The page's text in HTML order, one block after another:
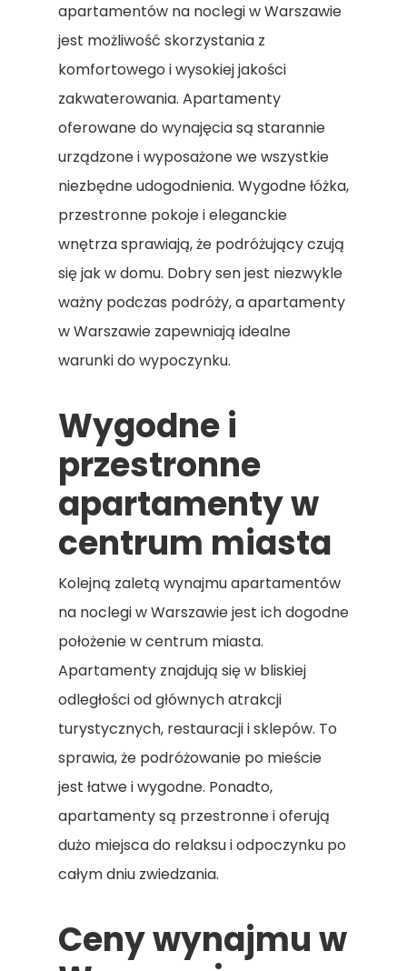
apartamentów na noclegi w Warszawie
jest możliwość skorzystania z
komfortowego i wysokiej jakości
zakwaterowania. Apartamenty
oferowane do wynajęcia są starannie
urządzone i wyposażone we wszystkie
niezbędne udogodnienia. Wygodne łóżka,
przestronne pokoje i eleganckie
wnętrza sprawiają, że podróżujący czują
się jak w domu. Dobry sen jest niezwykle
ważny podczas podróży, a apartamenty
w Warszawie zapewniają idealne
warunki do wypoczynku.
Wygodne i
przestronne
apartamenty w
centrum miasta
Kolejną zaletą wynajmu apartamentów
na noclegi w Warszawie jest ich dogodne
położenie w centrum miasta.
Apartamenty znajdują się w bliskiej
odległości od głównych atrakcji
turystycznych, restauracji i sklepów. To
sprawia, że podróżowanie po mieście
jest łatwe i wygodne. Ponadto,
apartamenty są przestronne i oferują
dużo miejsca do relaksu i odpoczynku po
całym dniu zwiedzania.
Ceny wynajmu w